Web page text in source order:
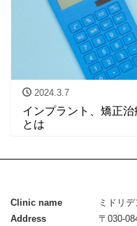
2024.3.7
インプラント、矯正
とは
Clinic name
ミドリ
Address
〒030-